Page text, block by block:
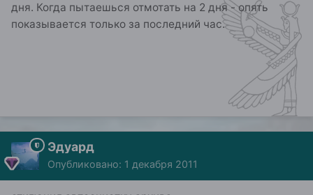
дня. Когда пытаешься отмотать на 2 дня - опять
показывается только за последний час.
Эдуард
Опубликовано: 1 декабря 2011